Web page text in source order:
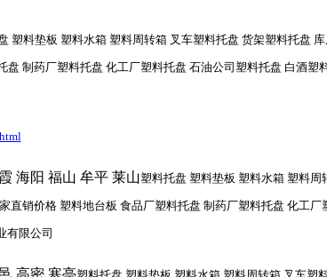
塑料垫板 塑料水箱 塑料周转箱 叉车塑料托盘 货架塑料托盘
制药厂塑料托盘 化工厂塑料托盘 石油公司塑料托盘 白酒塑
海阳 福山 牟平 莱山塑料托盘 塑料垫板 塑料水箱 塑料
直销价格 塑料地台板 食品厂塑料托盘 制药厂塑料托盘 化工
有限公司
高密 寒亭